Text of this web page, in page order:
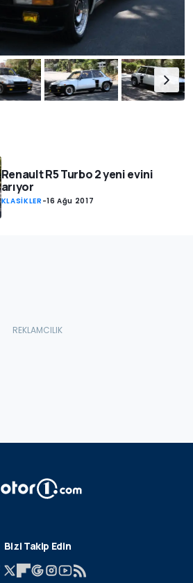
Renault R5 Turbo 2 yeni evini
arıyor
KLASİKLER -16 Ağu 2017
Bizi Takip Edin